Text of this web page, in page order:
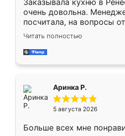
Заказывала кухню в
очень довольна.
посчитала, на вопросы
Замерщик приехал в
делу со всей
за день, ребята работали
Читать полностью
Аринка Р.
5 августа 2026
Больше всех мне